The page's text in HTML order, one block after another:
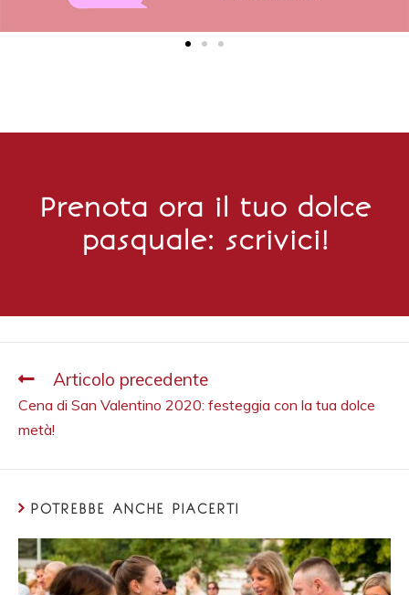
Prenota ora il tuo dolce
pasquale: scrivici!
Articolo precedente
Cena di San Valentino 2020: festeggia con la tua dolce
metà!
POTREBBE ANCHE PIACERTI